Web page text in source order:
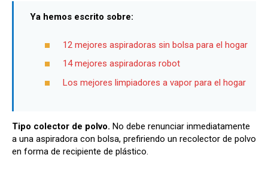
Ya hemos escrito sobre:
12 mejores aspiradoras sin bolsa para el hogar
14 mejores aspiradoras robot
Los mejores limpiadores a vapor para el hogar
Tipo colector de polvo. No debe renunciar inmediatamente
a una aspiradora con bolsa, prefiriendo un recolector de polvo
en forma de recipiente de plástico.